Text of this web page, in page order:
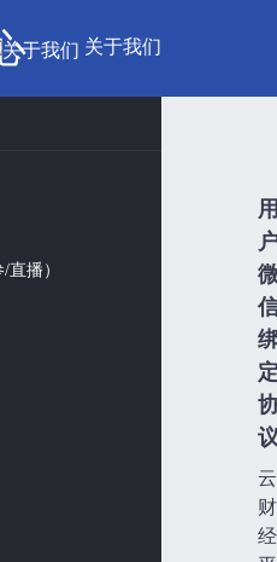
关于我们
播）
云
财
经